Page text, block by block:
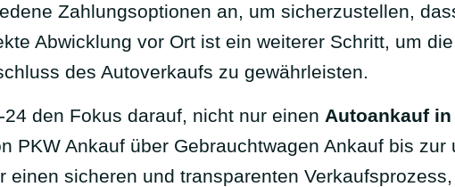
Zahlungsoptionen an, um sicherzustellen,
Abwicklung vor Ort ist ein weiterer Schritt, um
des Autoverkaufs zu gewährleisten.
den Fokus darauf, nicht nur einen Autoankauf
PKW Ankauf über Gebrauchtwagen Ankauf bis zur
einen sicheren und transparenten